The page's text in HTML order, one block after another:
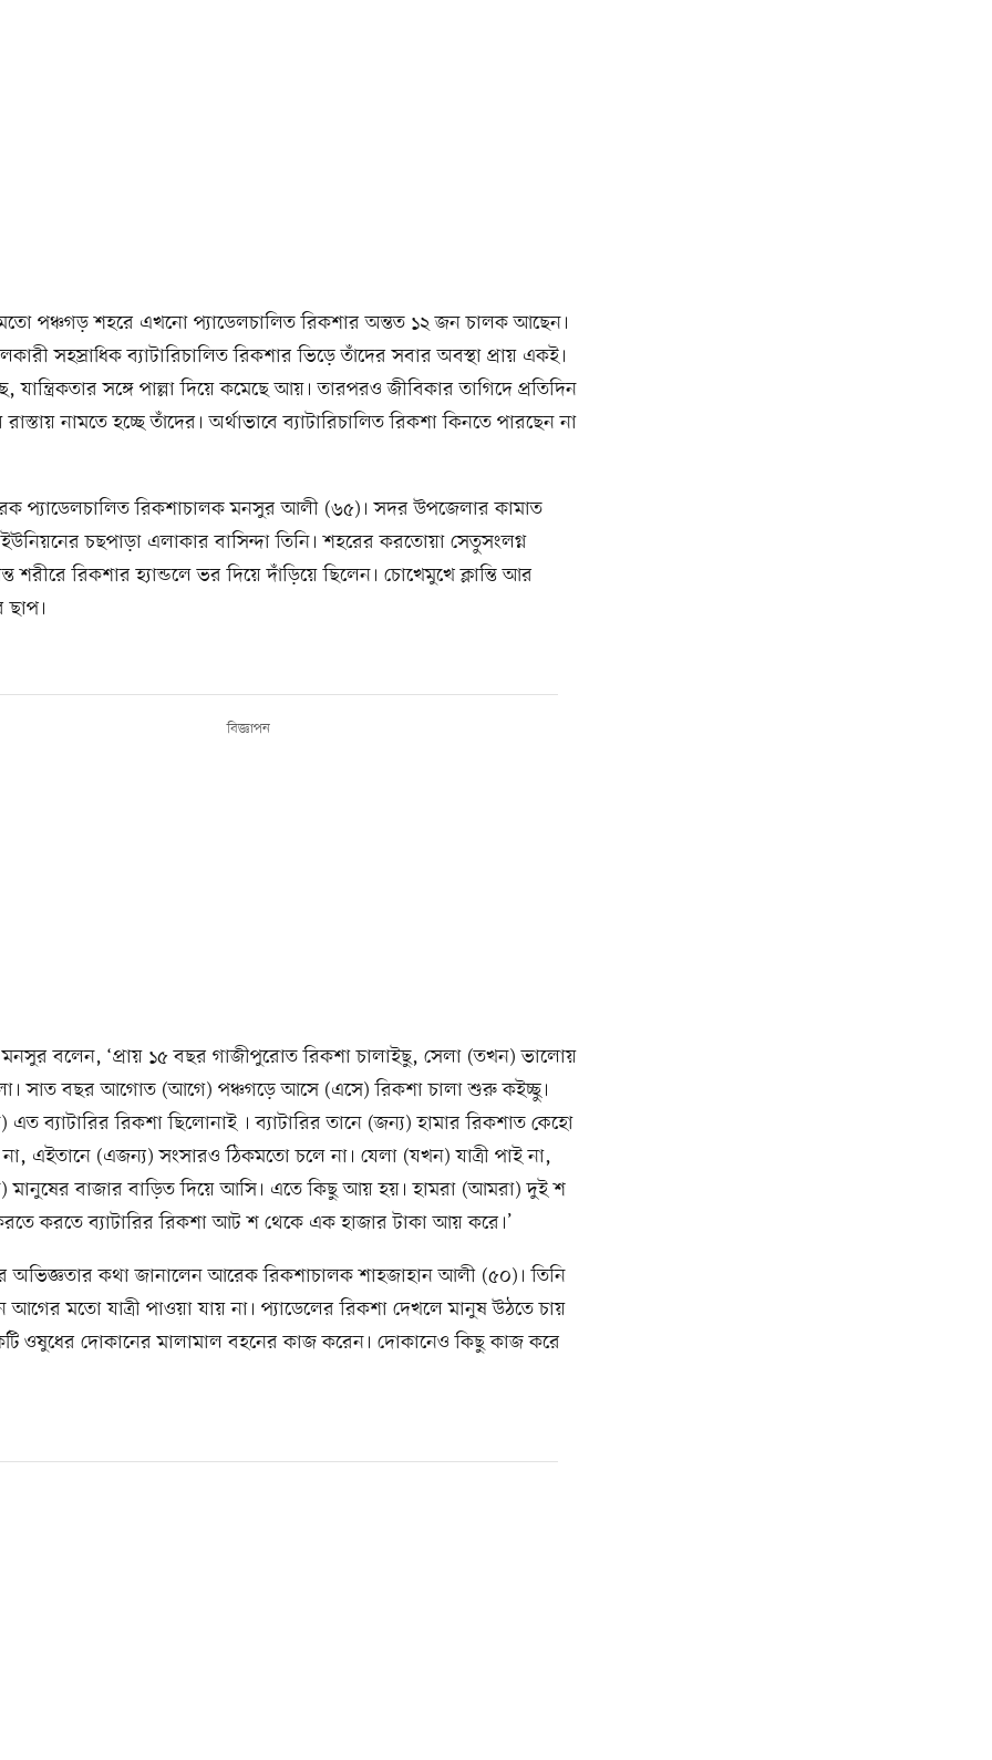
পঞ্চগড় শহরে এখনো প্যাডেলচালিত রিকশার অন্তত ১২ জন চালক আছেন।
সহস্রাধিক ব্যাটারিচালিত রিকশার ভিড়ে তাঁদের সবার অবস্থা প্রায় একই।
যান্ত্রিকতার সঙ্গে পাল্লা দিয়ে কমেছে আয়। তারপরও জীবিকার তাগিদে প্রতিদিন
নামতে হচ্ছে তাঁদের। অর্থাভাবে ব্যাটারিচালিত রিকশা কিনতে পারছেন না
প্যাডেলচালিত রিকশাচালক মনসুর আলী (৬৫)। সদর উপজেলার কামাত
চছপাড়া এলাকার বাসিন্দা তিনি। শহরের করতোয়া সেতুসংলগ্ন
শরীরে রিকশার হ্যান্ডলে ভর দিয়ে দাঁড়িয়ে ছিলেন। চোখেমুখে ক্লান্তি আর
ছাপ।
বিজ্ঞাপন
মনসুর বলেন, ‘প্রায় ১৫ বছর গাজীপুরোত রিকশা চালাইছু, সেলা (তখন) ভালোয়
সাত বছর আগোত (আগে) পঞ্চগড়ে আসে (এসে) রিকশা চালা শুরু কইচ্ছু।
ব্যাটারির রিকশা ছিলোনাই । ব্যাটারির তানে (জন্য) হামার রিকশাত কেহো
না, এইতানে (এজন্য) সংসারও ঠিকমতো চলে না। যেলা (যখন) যাত্রী পাই না,
মানুষের বাজার বাড়িত দিয়ে আসি। এতে কিছু আয় হয়। হামরা (আমরা) দুই শ
করতে ব্যাটারির রিকশা আট শ থেকে এক হাজার টাকা আয় করে।’
অভিজ্ঞতার কথা জানালেন আরেক রিকশাচালক শাহজাহান আলী (৫০)। তিনি
মতো যাত্রী পাওয়া যায় না। প্যাডেলের রিকশা দেখলে মানুষ উঠতে চায়
ওষুধের দোকানের মালামাল বহনের কাজ করেন। দোকানেও কিছু কাজ করে